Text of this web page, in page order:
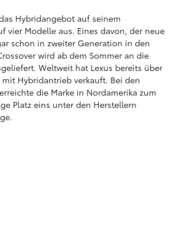
Hybridangebot auf seinem
vier Modelle aus. Eines davon, der neue
schon in zweiter Generation in den
wird ab dem Sommer an die
Weltweit hat Lexus bereits über
mit Hybridantrieb verkauft. Bei den
die Marke in Nordamerika zum
Platz eins unter den Herstellern